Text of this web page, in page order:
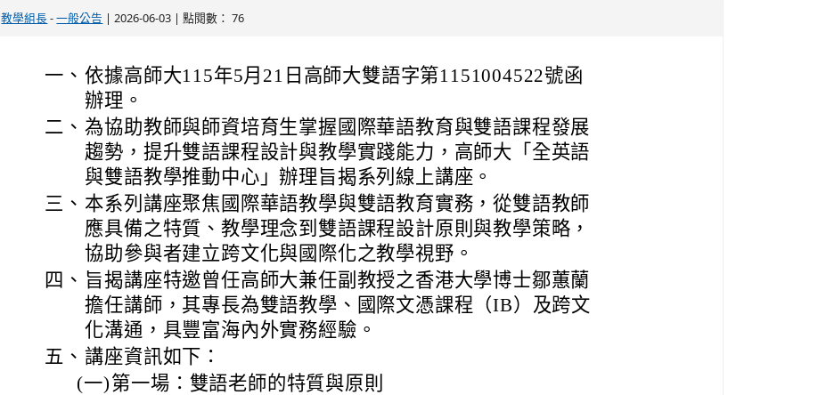
教學組長-一般公告 | 2026-06-03 | 點閱數： 76
一、 依據高師大115年5月21日高師大雙語字第1151004522號函
辦理。
二、 為協助教師與師資培育生掌握國際華語教育與雙語課程發展
趨勢，提升雙語課程設計與教學實踐能力，高師大「全英語
與雙語教學推動中心」辦理旨揭系列線上講座。
三、 本系列講座聚焦國際華語教學與雙語教育實務，從雙語教師
應具備之特質、教學理念到雙語課程設計原則與教學策略，
協助參與者建立跨文化與國際化之教學視野。
四、 旨揭講座特邀曾任高師大兼任副教授之香港大學博士鄒蕙蘭
擔任講師，其專長為雙語教學、國際文憑課程（IB）及跨文
化溝通，具豐富海內外實務經驗。
五、 講座資訊如下：
(一)第一場：雙語老師的特質與原則